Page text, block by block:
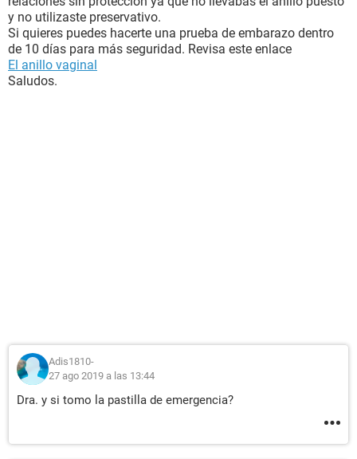
y no utilizaste preservativo.
Si quieres puedes hacerte una prueba de embarazo dentro
de 10 días para más seguridad. Revisa este enlace
El anillo vaginal
Saludos.
Adis1810-
27 ago 2019 a las 13:44
Dra. y si tomo la pastilla de emergencia?